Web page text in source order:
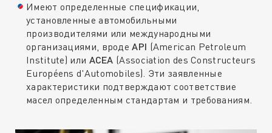
Имеют определенные спецификации,
установленные автомобильными
производителями или международными
организациями, вродеAPI (American Petroleum
Institute) или ACEA (Association des Constructeurs
Européens d'Automobiles). Эти заявленные
характеристики подтверждают соответствие
масел определенным стандартам и требованиям.